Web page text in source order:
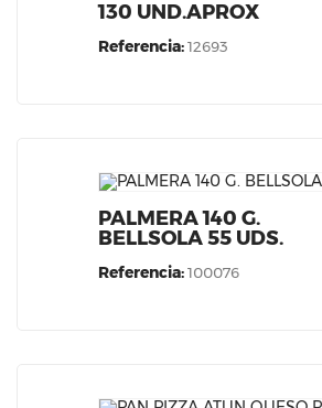
130 UND.APROX
Referencia:12693
PALMERA 140 G.
BELLSOLA 55 UDS.
Referencia:100076